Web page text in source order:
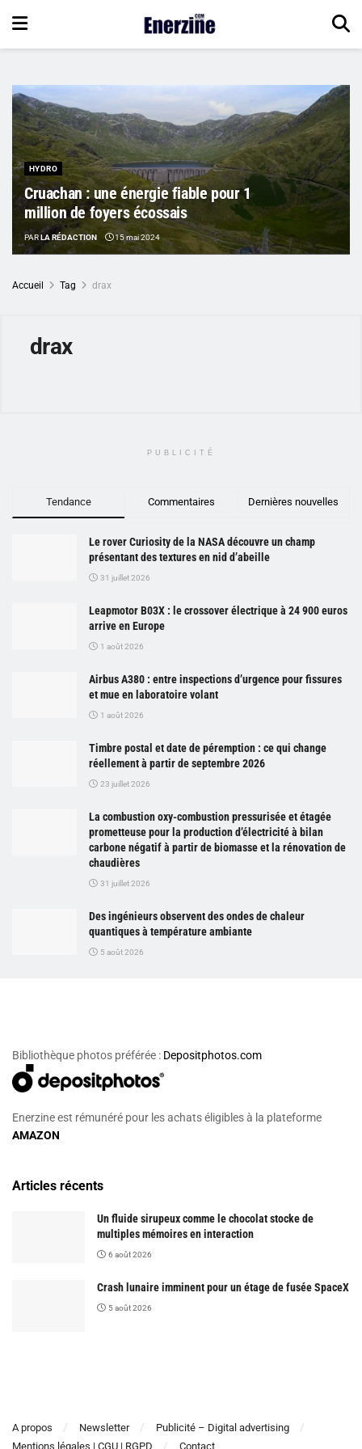
HYDRO
Cruachan : une énergie fiable pour 1
million de foyers écossais
PARLA RÉDACTION 15 mai 2024
Accueil Tag drax
drax
PUBLICITÉ
Tendance Commentaires Dernières nouvelles
Le rover Curiosity de la NASA découvre un champ
présentant des textures en nid d’abeille
31 juillet 2026
Leapmotor B03X : le crossover électrique à 24 900 euros
arrive en Europe
1 août 2026
Airbus A380 : entre inspections d’urgence pour fissures
et mue en laboratoire volant
1 août 2026
Timbre postal et date de péremption : ce qui change
réellement à partir de septembre 2026
23 juillet 2026
La combustion oxy-combustion pressurisée et étagée
prometteuse pour la production d’électricité à bilan
carbone négatif à partir de biomasse et la rénovation de
chaudières
31 juillet 2026
Des ingénieurs observent des ondes de chaleur
quantiques à température ambiante
5 août 2026
Bibliothèque photos préférée : Depositphotos.com
Enerzine est rémunéré pour les achats éligibles à la plateforme
AMAZON
Articles récents
Un fluide sirupeux comme le chocolat stocke de
multiples mémoires en interaction
6 août 2026
Crash lunaire imminent pour un étage de fusée SpaceX
5 août 2026
A propos Newsletter
Publicité – Digital advertising
Mentions légales | CGU | RGPD
Contact